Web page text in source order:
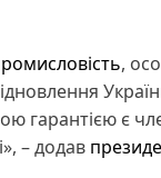
,
гарантією є
– додав